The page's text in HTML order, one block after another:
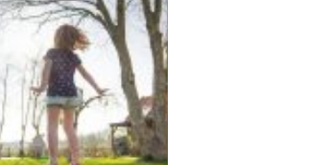
line. I stedet kaster
fiskeren fluen direkte ud i
vandet og venter på...